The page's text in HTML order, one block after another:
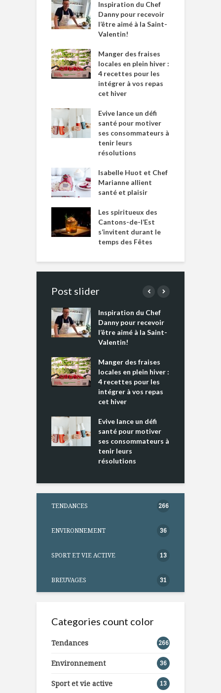
Inspiration du Chef
Danny pour recevoir
l’être aimé à la Saint-
Valentin!
Manger des fraises
locales en plein hiver :
4 recettes pour les
intégrer à vos repas
cet hiver
Evive lance un défi
santé pour motiver
ses consommateurs à
tenir leurs
résolutions
Isabelle Huot et Chef
Marianne allient
santé et plaisir
Les spiritueux des
Cantons-de-l’Est
s’invitent durant le
temps des Fêtes
Post slider
Inspiration du Chef
Danny pour recevoir
l’être aimé à la Saint-
Valentin!
Manger des fraises
locales en plein hiver :
4 recettes pour les
intégrer à vos repas
cet hiver
Evive lance un défi
santé pour motiver
ses consommateurs à
tenir leurs
résolutions
TENDANCES 266
ENVIRONNEMENT 36
SPORT ET VIE ACTIVE 13
BREUVAGES 31
Categories count color
Tendances 266
Environnement 36
Sport et vie active 13